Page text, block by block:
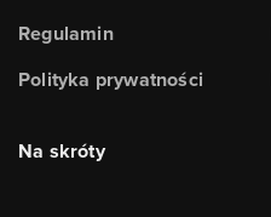
Regulamin
Polityka prywatności
Na skróty